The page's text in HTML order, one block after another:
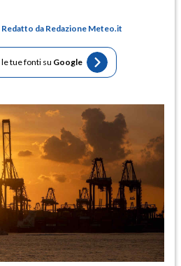
da Redazione Meteo.it
tue fonti su Google